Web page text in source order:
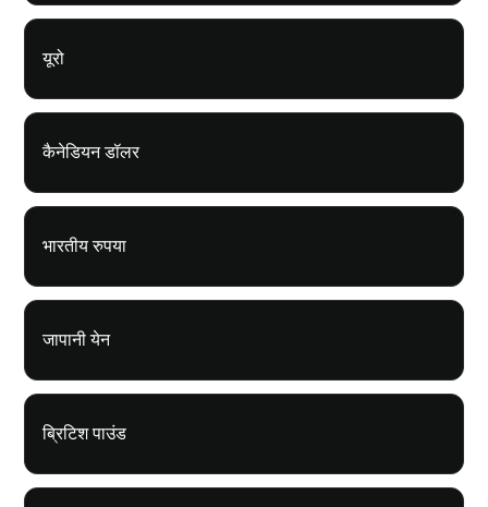
यूरो
कैनेडियन डॉलर
भारतीय रुपया
जापानी येन
ब्रिटिश पाउंड